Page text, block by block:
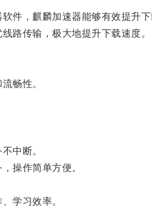
，麒麟加速器能够有效提升下
路传输，极大地提升下载速度。
畅性。
中断。
操作简单方便。
学习效率。